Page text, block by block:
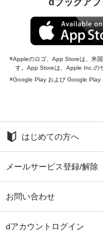
Appleのロゴ、App Storeは、米
す。App Storeは、Apple Inc.の
Google Play および Google Play
はじめての方へ
メールサービス登録/解除
お問い合わせ
dアカウントログイン